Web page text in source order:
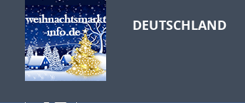
DEUTSCHLAND